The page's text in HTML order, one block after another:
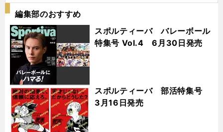
編集部のおすすめ
スポルティーバ バレーボール
特集号 Vol.4 6月30日発売
スポルティーバ 部活特集号
3月16日発売